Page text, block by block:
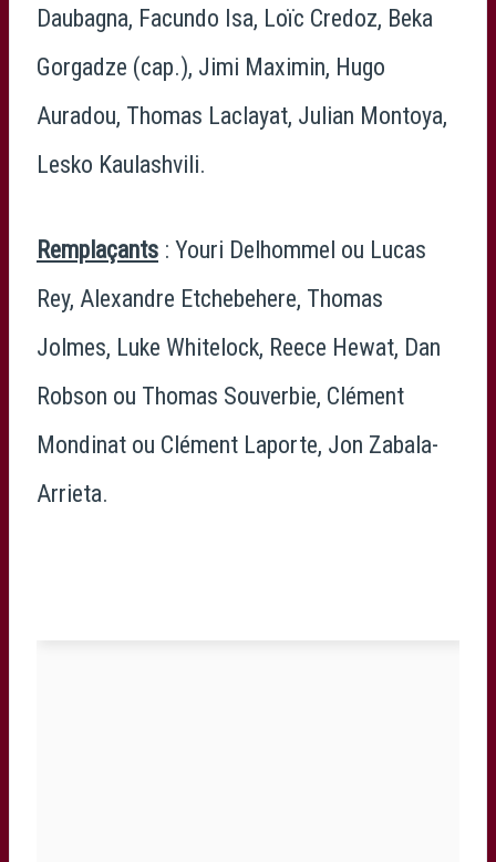
Daubagna, Facundo Isa, Loïc Credoz, Beka
Gorgadze (cap.), Jimi Maximin, Hugo
Auradou, Thomas Laclayat, Julian Montoya,
Lesko Kaulashvili.
Remplaçants : Youri Delhommel ou Lucas
Rey, Alexandre Etchebehere, Thomas
Jolmes, Luke Whitelock, Reece Hewat, Dan
Robson ou Thomas Souverbie, Clément
Mondinat ou Clément Laporte, Jon Zabala-
Arrieta.